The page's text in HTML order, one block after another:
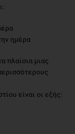
ημέρα
πλαίσια μιας
είναι οι εξής: